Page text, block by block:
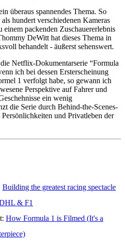
überaus spannendes Thema. So
hundert verschiedenen Kameras
packenden Zuschauererlebnis
DeWitt hat dieses Thema in
behandelt - äußerst sehenswert.
Netflix-Dokumentarserie “Formula
ich bei dessen Ersterscheinung
1 verfolgt habe, so gewann ich
Perspektive auf Fahrer und
ein wenig
die Serie durch Behind-the-Scenes-
und Privatleben der
Building the greatest racing spectacle
& F1
How Formula 1 is Filmed (It's a